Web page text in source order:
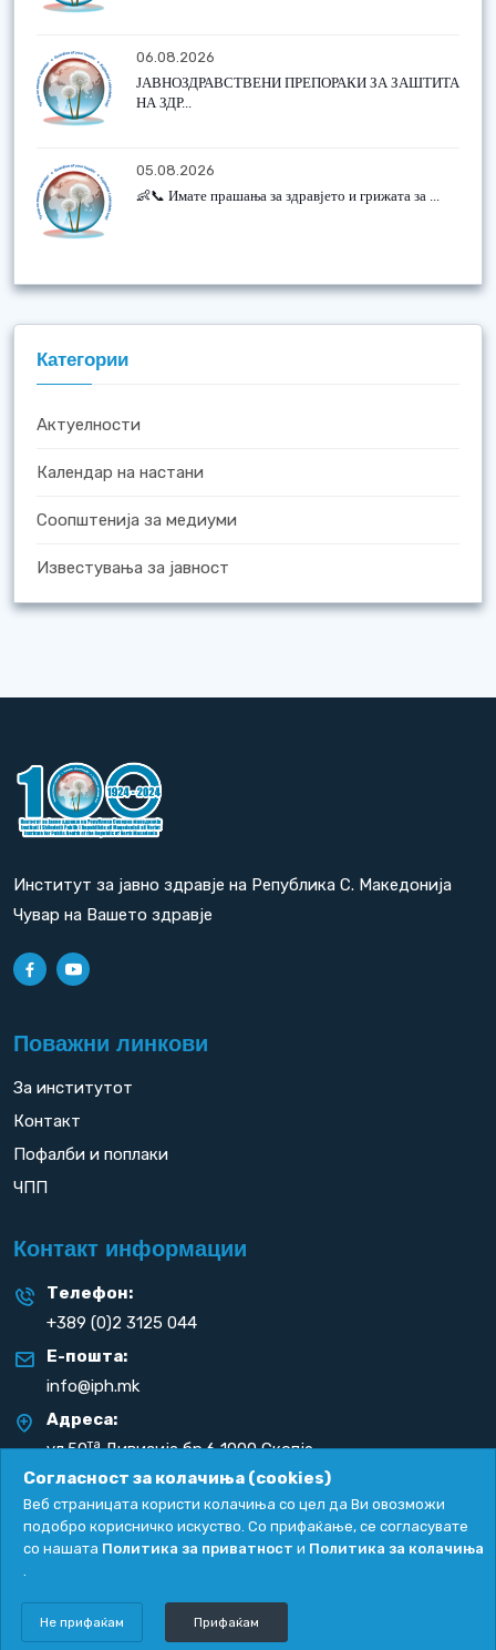
06.08.2026
ЈАВНОЗДРАВСТВЕНИ ПРЕПОРАКИ ЗА ЗАШТИТА
НА ЗДР...
05.08.2026
👶📞 Имате прашања за здравјето и грижата за ...
Категории
Актуелности
Календар на настани
Соопштенија за медиуми
Известувања за јавност
Институт за јавно здравје на Република С. Македонија
Чувар на Вашето здравје
Поважни линкови
За институтот
Контакт
Пофалби и поплаки
ЧПП
Контакт информации
Телефон:
+389 (0)2 3125 044
Е-пошта:
info@iph.mk
Адреса:
ул.50таДивизија бр.6 1000 Скопје
Република С. Македонија
Copyright 2026. All rights reserved by
Согласност за колачиња (cookies)
Веб страницата користи колачиња со цел да Ви овозможи
подобро корисничко искуство. Со прифаќање, се согласувате
со нашата Политика за приватност и Политика за колачиња
.
Не прифаќам Прифаќам